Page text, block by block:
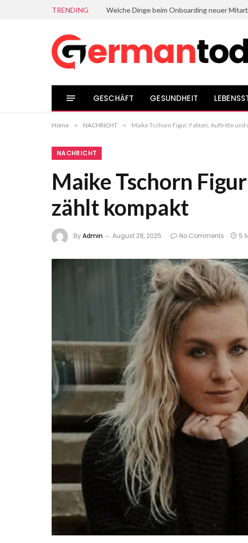
TRENDING
GESCHÄFT GESUNDHEIT
Home » NACHRICHT » Maike Tschorn Figur: Fakten, Auftritte und
NACHRICHT
Maike Tschorn
zählt kompakt
ByAdmin August 28, 2025 No Comments 5